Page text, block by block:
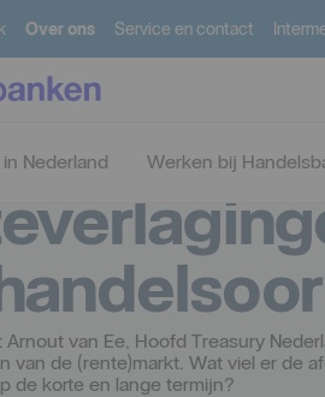
Over ons Service en contact
Nederland Werken bij
Arnout van Ee, Hoofd Treasury
van de (rente)markt. Wat viel er de
de korte en lange termijn?